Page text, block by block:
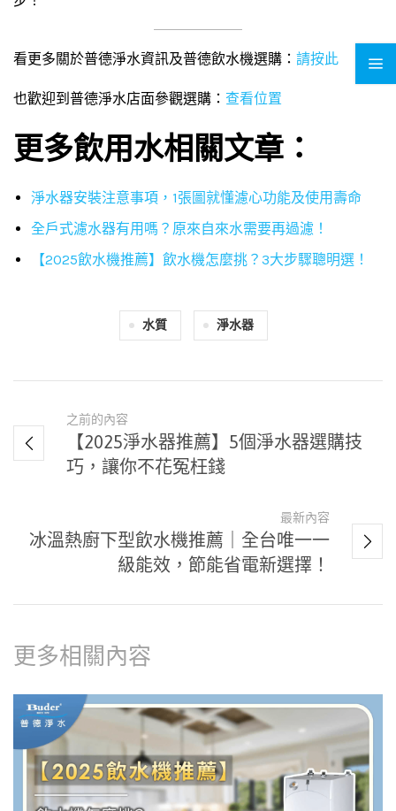
看更多關於普德淨水資訊及普德飲水機選購： 請按此
也歡迎到普德淨水店面參觀選購： 查看位置
更多飲用水相關文章：
淨水器安裝注意事項，1張圖就懂濾心功能及使用壽命
全戶式濾水器有用嗎？原來自來水需要再過濾！
【2025飲水機推薦】飲水機怎麼挑？3大步驟聰明選！
水質 淨水器
之前的內容
【2025淨水器推薦】5個淨水器選購技
巧，讓你不花冤枉錢
最新內容
冰溫熱廚下型飲水機推薦｜全台唯一一
級能效，節能省電新選擇！
更多相關內容